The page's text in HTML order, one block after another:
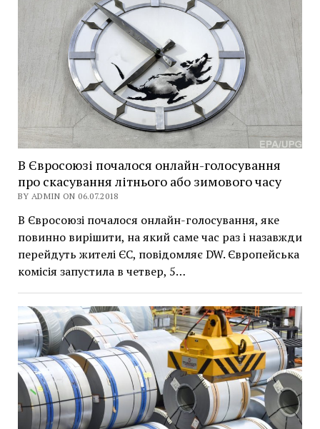
В Євросоюзі почалося онлайн-голосування
про скасування літнього або зимового часу
BY ADMIN ON 06.07.2018
В Євросоюзі почалося онлайн-голосування, яке
повинно вирішити, на який саме час раз і назавжди
перейдуть жителі ЄС, повідомляє DW. Європейська
комісія запустила в четвер, 5…